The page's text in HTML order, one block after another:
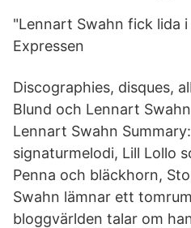
"Lennart Swahn fick lida
Expressen
Discographies, disques,
Blund och Lennart
Lennart Swahn
signaturmelodi, Lill Lollo
Penna och bläckhorn,
Swahn lämnar ett
bloggvärlden talar om